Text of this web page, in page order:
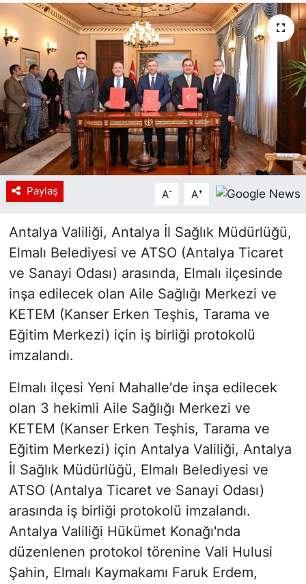
Paylaş A- A+
Antalya Valiliği, Antalya İl Sağlık Müdürlüğü,
Elmalı Belediyesi ve ATSO (Antalya Ticaret
ve Sanayi Odası) arasında, Elmalı ilçesinde
inşa edilecek olan Aile Sağlığı Merkezi ve
KETEM (Kanser Erken Teşhis, Tarama ve
Eğitim Merkezi) için iş birliği protokolü
imzalandı.
Elmalı ilçesi Yeni Mahalle'de inşa edilecek
olan 3 hekimli Aile Sağlığı Merkezi ve
KETEM (Kanser Erken Teşhis, Tarama ve
Eğitim Merkezi) için Antalya Valiliği, Antalya
İl Sağlık Müdürlüğü, Elmalı Belediyesi ve
ATSO (Antalya Ticaret ve Sanayi Odası)
arasında iş birliği protokolü imzalandı.
Antalya Valiliği Hükümet Konağı'nda
düzenlenen protokol törenine Vali Hulusi
Şahin, Elmalı Kaymakamı Faruk Erdem,
YEREL HABER
Haberde insan
Tanıtım